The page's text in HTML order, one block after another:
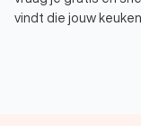
vindt die jouw